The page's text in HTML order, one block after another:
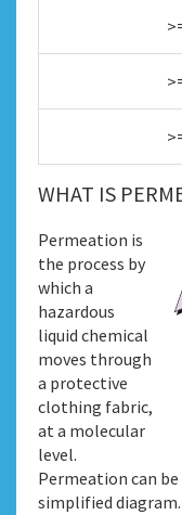
WHAT IS
Permeation is
the process by
which a
hazardous
liquid chemical
moves through
a protective
clothing fabric,
at a molecular
level.
Permeation can
simplified diagram.